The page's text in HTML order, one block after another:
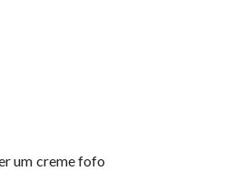
um creme fofo